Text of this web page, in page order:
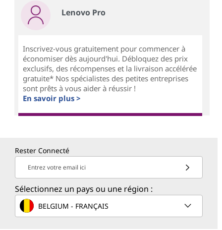
Lenovo Pro
Inscrivez-vous gratuitement pour commencer à
économiser dès aujourd'hui. Débloquez des prix
exclusifs, des récompenses et la livraison accélérée
gratuite* Nos spécialistes des petites entreprises
sont prêts à vous aider à réussir !
En savoir plus >
Rester Connecté
Entrez votre email ici
Sélectionnez un pays ou une région :
BELGIUM - FRANÇAIS